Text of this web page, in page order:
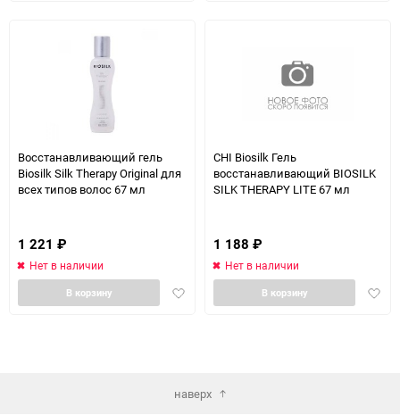
Восстанавливающий гель
Biosilk Silk Therapy Original для
всех типов волос 67 мл
1 221 ₽
Нет в наличии
Добавить
В корзину
CHI Biosilk Гель
восстанавливающий BIOSILK
SILK THERAPY LITE 67 мл
1 188 ₽
Нет в наличии
В корзину
наверх